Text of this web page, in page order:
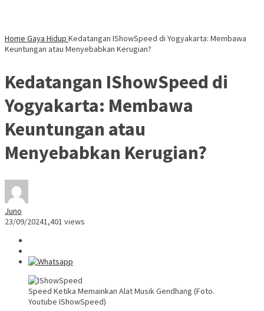
Home Gaya Hidup Kedatangan IShowSpeed di Yogyakarta: Membawa
Keuntungan atau Menyebabkan Kerugian?
Kedatangan IShowSpeed di
Yogyakarta: Membawa
Keuntungan atau
Menyebabkan Kerugian?
Juno
23/09/20241,401 views
Speed Ketika Memainkan Alat Musik Gendhang (Foto.
Youtube IShowSpeed)